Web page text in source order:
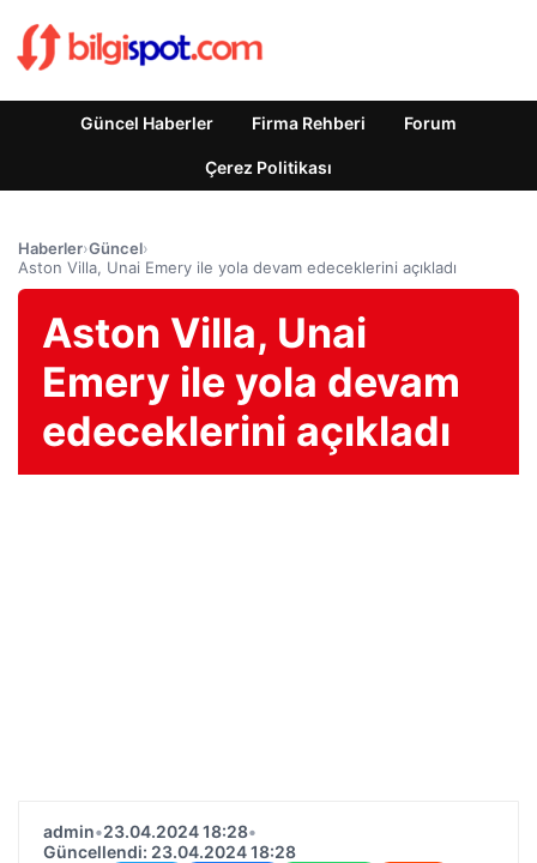
Güncel Haberler Firma Rehberi Forum
Çerez Politikası
Haberler›Güncel›
Aston Villa, Unai Emery ile yola devam edeceklerini açıkladı
Aston Villa, Unai
Emery ile yola devam
edeceklerini açıkladı
admin•23.04.2024 18:28•
Güncellendi: 23.04.2024 18:28